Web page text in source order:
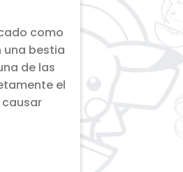
como
una bestia
de las
el